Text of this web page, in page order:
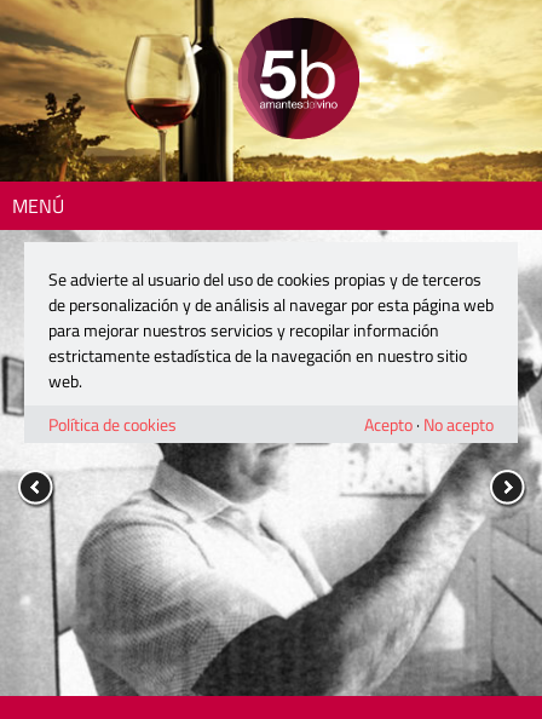
MENÚ
Se advierte al usuario del uso de cookies propias y de terceros
de personalización y de análisis al navegar por esta página web
para mejorar nuestros servicios y recopilar información
estrictamente estadística de la navegación en nuestro sitio
web.
Política de cookies
Acepto· No acepto